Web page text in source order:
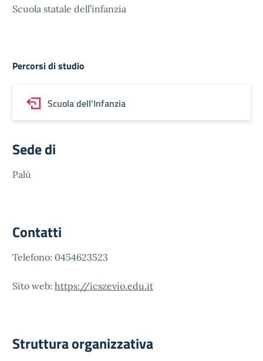
Scuola statale dell’infanzia
Percorsi di studio
Scuola dell'Infanzia
Sede di
Palù
Contatti
Telefono: 0454623523
Sito web: https://icszevio.edu.it
Struttura organizzativa